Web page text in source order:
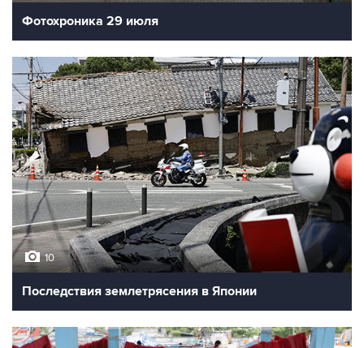
Фотохроника 29 июля
10
Последствия землетрясения в Японии